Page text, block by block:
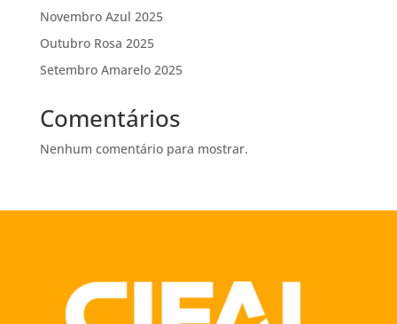
Novembro Azul 2025
Outubro Rosa 2025
Setembro Amarelo 2025
Comentários
Nenhum comentário para mostrar.